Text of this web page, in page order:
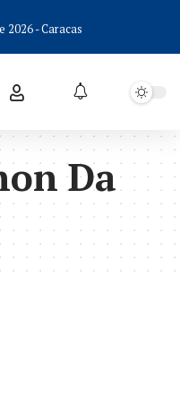
2026 - Caracas
Da